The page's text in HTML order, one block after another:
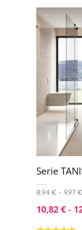
5.00de 5
Serie
8,94 € - 9,97
10,82 € -